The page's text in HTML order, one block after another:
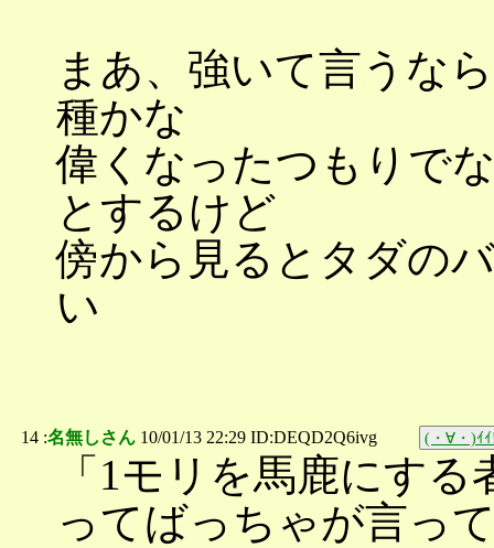
まあ、強いて言うな
種かな
偉くなったつもりで
とするけど
傍から見るとタダの
い
14 :名無しさん 10/01/13 22:29 ID:DEQD2Q6ivg (・∀・)ｲ
「1モリを馬鹿にす
ってばっちゃが言っ